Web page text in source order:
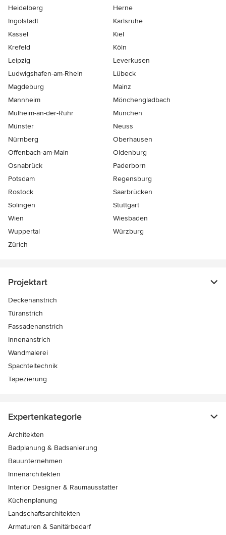
Heidelberg
Herne
Ingolstadt
Karlsruhe
Kassel
Kiel
Krefeld
Köln
Leipzig
Leverkusen
Ludwigshafen-am-Rhein
Lübeck
Magdeburg
Mainz
Mannheim
Mönchen­gladbach
Mülheim-an-der-Ruhr
München
Münster
Neuss
Nürnberg
Oberhausen
Offenbach-am-Main
Oldenburg
Osnabrück
Paderborn
Potsdam
Regensburg
Rostock
Saarbrücken
Solingen
Stuttgart
Wien
Wiesbaden
Wuppertal
Würzburg
Zürich
Projektart
Deckenanstrich
Türanstrich
Fassadenanstrich
Innenanstrich
Wandmalerei
Spachteltechnik
Tapezierung
Expertenkategorie
Architekten
Badplanung & Badsanierung
Bauunternehmen
Innenarchitekten
Interior Designer & Raumausstatter
Küchenplanung
Landschaftsarchitekten
Armaturen & Sanitärbedarf